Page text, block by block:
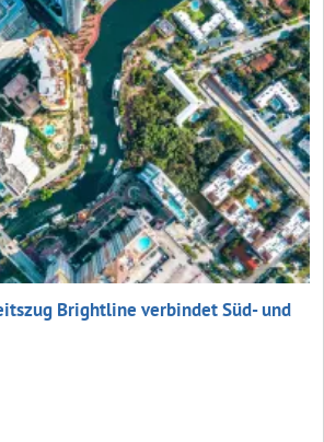
Brightline verbindet Süd- und